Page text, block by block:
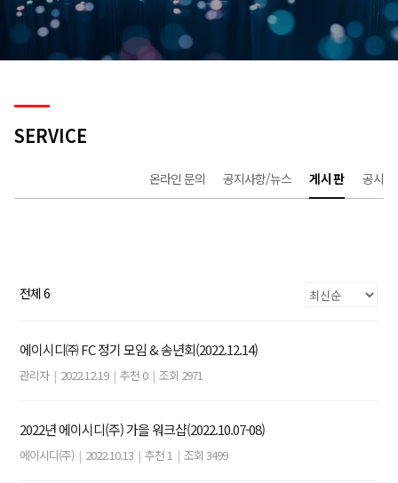
SERVICE
온라인 문의 공지사항/뉴스 게시판 공시
전체 6
에이시디㈜ FC 정기 모임 & 송년회(2022.12.14)
관리자 | 2022.12.19 | 추천 0 | 조회 2971
2022년 에이시디(주) 가을 워크샵(2022.10.07-08)
에이시디(주) | 2022.10.13 | 추천 1 | 조회 3499